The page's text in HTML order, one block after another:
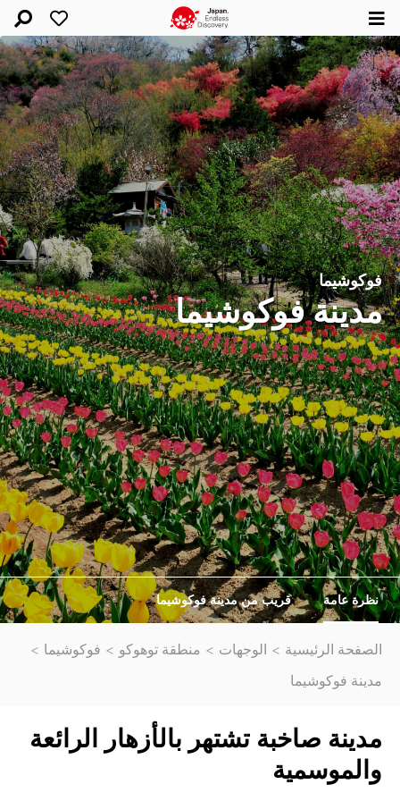
فوكوشيما
مدينة فوكوشيما
نظرة عامة قريب من مدينة فوكوشيما
الصفحة الرئيسية الوجهات منطقة توهوكو
فوكوشيما
مدينة فوكوشيما
مدينة صاخبة تشتهر بالأزهار الرائعة
والموسمية